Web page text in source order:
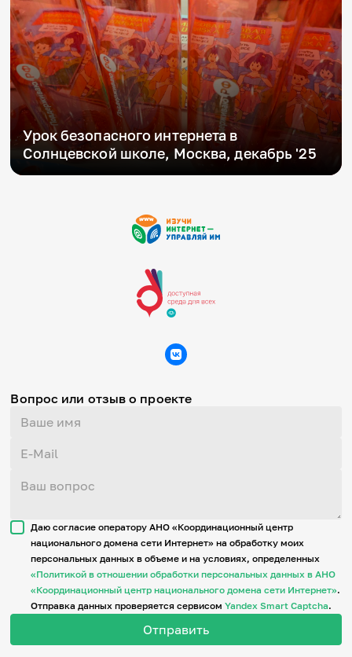
Урок безопасного интернета в
Солнцевской школе, Москва, декабрь '25
Вопрос или отзыв о проекте
Даю согласие оператору АНО «Координационный центр
национального домена сети Интернет» на обработку моих
персональных данных в объеме и на условиях, определенных
«Политикой в отношении обработки персональных данных в АНО
«Координационный центр национального домена сети Интернет».
Отправка данных проверяется сервисомYandex Smart Captcha.